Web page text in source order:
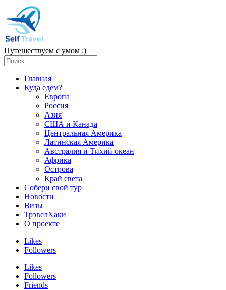
Путешествуем с умом :)
Главная
Куда едем?
Европа
Россия
Азия
США и Канада
Центральная Америка
Латинская Америка
Австралия и Тихий океан
Африка
Острова
Край света
Собери свой тур
Новости
Визы
ТрэвелХаки
О проекте
Likes
Followers
Likes
Followers
Friends